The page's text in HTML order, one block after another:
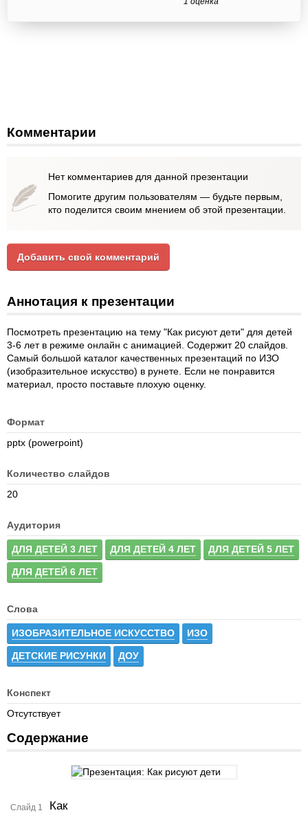
Комментарии
Нет комментариев для данной презентации
Помогите другим пользователям — будьте первым,
кто поделится своим мнением об этой презентации.
Добавить свой комментарий
Аннотация к презентации
Посмотреть презентацию на тему "Как рисуют дети" для детей
3-6 лет в режиме онлайн с анимацией. Содержит 20 слайдов.
Самый большой каталог качественных презентаций по ИЗО
(изобразительное искусство) в рунете. Если не понравится
материал, просто поставьте плохую оценку.
Формат
pptx (powerpoint)
Количество слайдов
20
Аудитория
ДЛЯ ДЕТЕЙ 3 ЛЕТ ДЛЯ ДЕТЕЙ 4 ЛЕТ ДЛЯ ДЕТЕЙ 5 ЛЕТ
ДЛЯ ДЕТЕЙ 6 ЛЕТ
Слова
ИЗОБРАЗИТЕЛЬНОЕ ИСКУССТВО ИЗО
ДЕТСКИЕ РИСУНКИ ДОУ
Конспект
Отсутствует
Содержание
Слайд 1 Как